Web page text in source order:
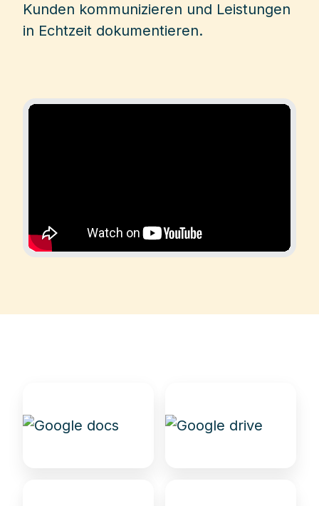
Kunden kommunizieren und Leistungen
in Echtzeit dokumentieren.